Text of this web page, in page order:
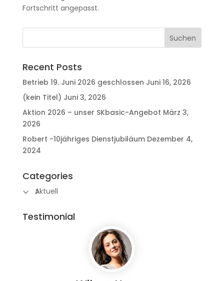
Fortschritt angepasst.
Recent Posts
Betrieb 19. Juni 2026 geschlossen Juni 16, 2026
(kein Titel) Juni 3, 2026
Aktion 2026 – unser SKbasic-Angebot März 3,
2026
Robert -10jähriges Dienstjubiläum Dezember 4,
2024
Categories
Aktuell
Testimonial